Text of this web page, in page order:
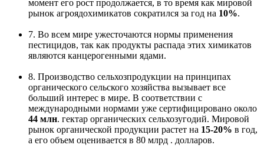
момент его рост продолжается, в то время как мировой
рынок агроядохимикатов сократился за год на 10%.
7. Во всем мире ужесточаются нормы применения
пестицидов, так как продукты распада этих химикатов
являются канцерогенными ядами.
8. Производство сельхозпродукции на принципах
органического сельского хозяйства вызывает все
больший интерес в мире. В соответствии с
международными нормами уже сертифицировано около
44 млн. гектар органических сельхозугодий. Мировой
рынок органической продукции растет на 15-20% в год,
а его объем оценивается в 80 млрд . долларов.